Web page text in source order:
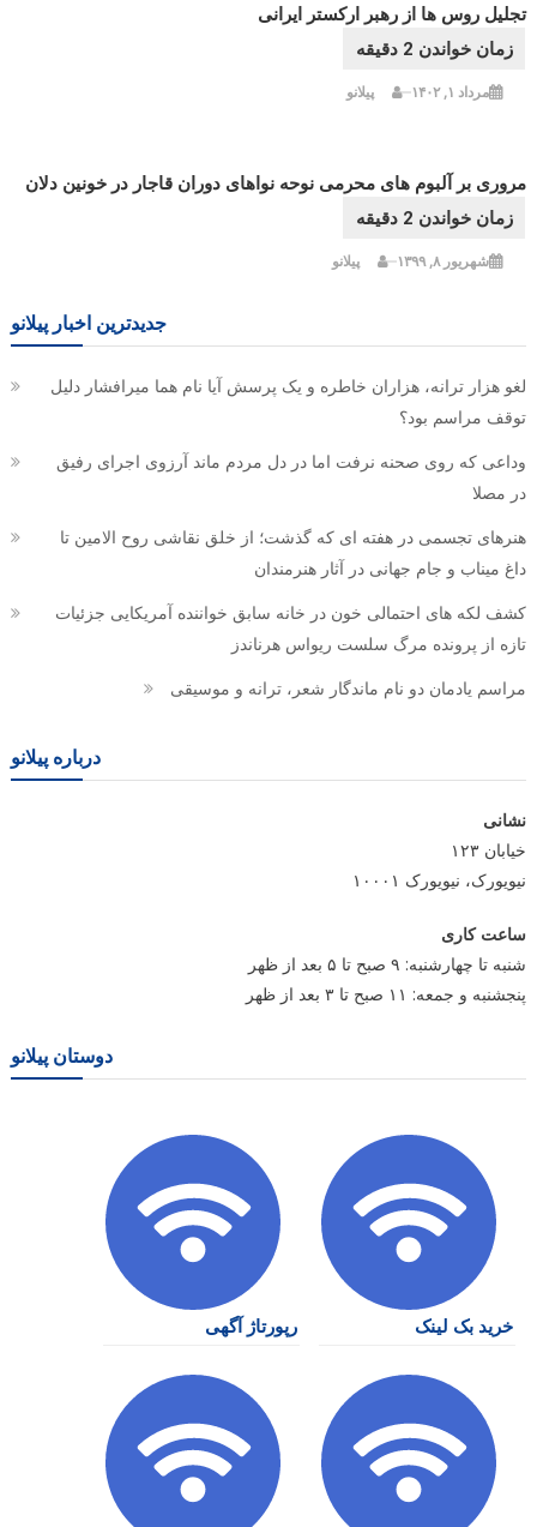
تجلیل روس ها از رهبر ارکستر ایرانی
مرداد ۱, ۱۴۰۲ پیلانو
مروری بر آلبوم های محرمی نوحه نواهای دوران قاجار در خونین دلان
شهریور ۸, ۱۳۹۹ پیلانو
جدیدترین اخبار پیلانو
لغو هزار ترانه، هزاران خاطره و یک پرسش آیا نام هما میرافشار دلیل
توقف مراسم بود؟
وداعی که روی صحنه نرفت اما در دل مردم ماند آرزوی اجرای رفیق
در مصلا
هنرهای تجسمی در هفته ای که گذشت؛ از خلق نقاشی روح الامین تا
داغ میناب و جام جهانی در آثار هنرمندان
کشف لکه های احتمالی خون در خانه سابق خواننده آمریکایی جزئیات
تازه از پرونده مرگ سلست ریواس هرناندز
مراسم یادمان دو نام ماندگار شعر، ترانه و موسیقی
درباره پیلانو
نشانی
خیابان ۱۲۳
نیویورک، نیویورک ۱۰۰۰۱
ساعت کاری
شنبه تا چهارشنبه: ۹ صبح تا ۵ بعد از ظهر
پنجشنبه و جمعه: ۱۱ صبح تا ۳ بعد از ظهر
دوستان پیلانو
خرید بک لینک رپورتاژ آگهی